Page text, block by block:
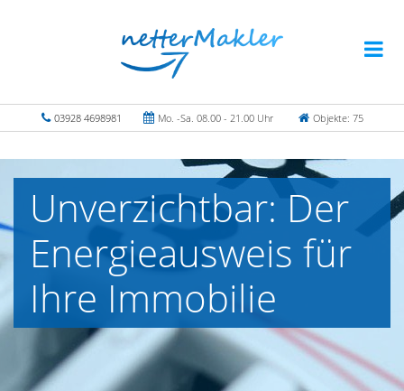
03928 4698981 Mo. -Sa. 08.00 - 21.00 Uhr Objekte: 75
Unverzichtbar: Der
Energieausweis für
Ihre Immobilie